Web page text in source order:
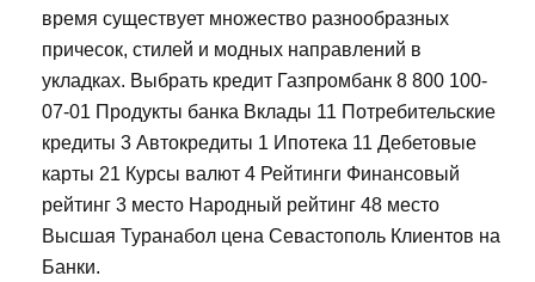
время существует множество разнообразных
причесок, стилей и модных направлений в
укладках. Выбрать кредит Газпромбанк 8 800 100-
07-01 Продукты банка Вклады 11 Потребительские
кредиты 3 Автокредиты 1 Ипотека 11 Дебетовые
карты 21 Курсы валют 4 Рейтинги Финансовый
рейтинг 3 место Народный рейтинг 48 место
Высшая Туранабол цена Севастополь Клиентов на
Банки.